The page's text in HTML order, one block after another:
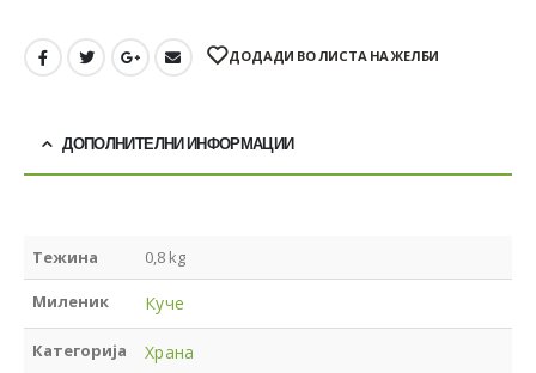
ДОДАДИ ВО ЛИСТА НА ЖЕЛБИ
ДОПОЛНИТЕЛНИ ИНФОРМАЦИИ
Тежина 0,8 kg
Миленик Куче
Категорија Храна